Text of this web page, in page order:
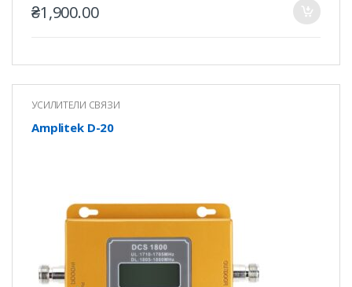
₴1,900.00
УСИЛИТЕЛИ СВЯЗИ
Amplitek D-20